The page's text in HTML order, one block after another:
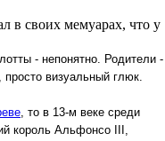
в своих мемуарах, что у
- непонятно. Родители -
визуальный глюк.
, то в 13-м веке среди
король Альфонсо III,